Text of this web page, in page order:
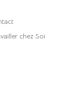
chez Soi